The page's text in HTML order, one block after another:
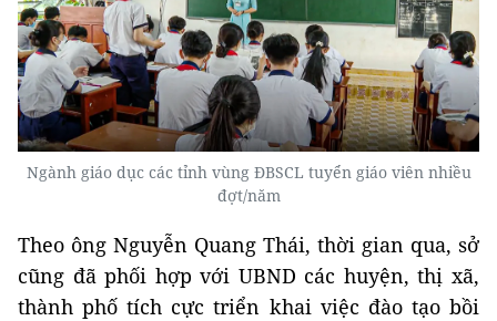
Ngành giáo dục các tỉnh vùng ĐBSCL tuyển giáo viên nhiều
đợt/năm
Theo ông Nguyễn Quang Thái, thời gian qua, sở
cũng đã phối hợp với UBND các huyện, thị xã,
thành phố tích cực triển khai việc đào tạo bồi